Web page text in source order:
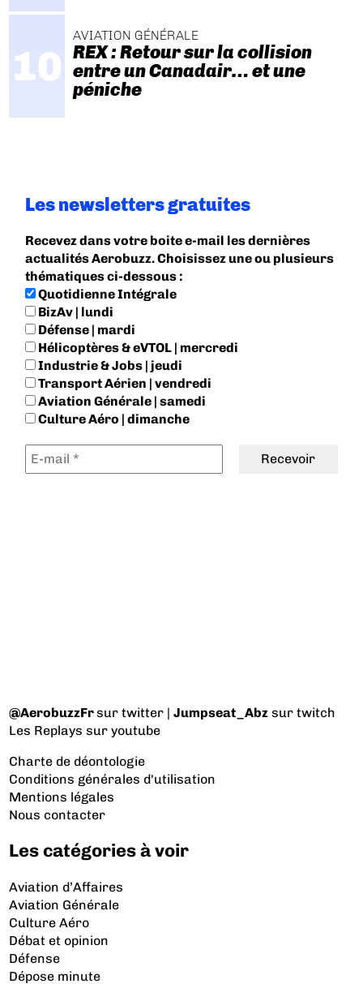
AVIATION GÉNÉRALE
REX : Retour sur la collision
entre un Canadair… et une
péniche
Les newsletters gratuites
Recevez dans votre boite e-mail les dernières
actualités Aerobuzz. Choisissez une ou plusieurs
thématiques ci-dessous :
Quotidienne Intégrale
BizAv | lundi
Défense | mardi
Hélicoptères & eVTOL | mercredi
Industrie & Jobs | jeudi
Transport Aérien | vendredi
Aviation Générale | samedi
Culture Aéro | dimanche
@AerobuzzFrsur twitter |Jumpseat_Abz sur twitch
Les Replays sur youtube
Charte de déontologie
Conditions générales d'utilisation
Mentions légales
Nous contacter
Les catégories à voir
Aviation d’Affaires
Aviation Générale
Culture Aéro
Débat et opinion
Défense
Dépose minute